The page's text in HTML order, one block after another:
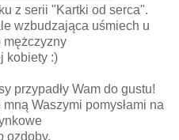
z serii "Kartki od serca".
wzbudzająca uśmiech u
mężczyzny
kobiety :)
przypadły Wam do gustu!
Waszymi pomysłami na
ozdoby.